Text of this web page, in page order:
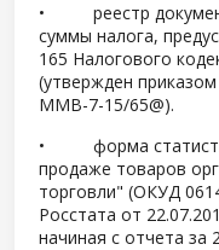
• реестр
суммы налога,
165 Налогового
(утвержден
ММВ-7-15/65@).
• форма
продаже товаров
торговли" (ОКУД
Росстата от
начиная с отчета за